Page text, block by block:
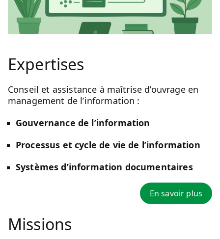
Expertises
Conseil et assistance à maîtrise d’ouvrage en
management de l’information :
Gouvernance de l’information
Processus et cycle de vie de l’information
Systèmes d’information documentaires
En savoir plus
Missions